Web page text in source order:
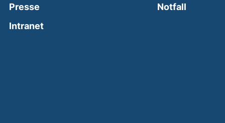
Presse
Intranet(external link, opens in a new window)
Notfall